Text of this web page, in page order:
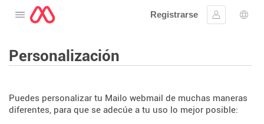
Abre el menú
Registrarse
Ingresar
Personalización
Puedes personalizar tu Mailo webmail de muchas maneras
diferentes, para que se adecúe a tu uso lo mejor posible: